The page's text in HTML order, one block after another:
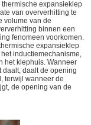
expansieklep
van oververhitting te
volume van de
binnen een
fenomeen voorkomen.
expansieklep
inductiemechanisme,
het klephuis. Wanneer
daalt, daalt de opening
terwijl wanneer de
de opening van de